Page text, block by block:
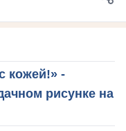
кожей!» -
рисунке на